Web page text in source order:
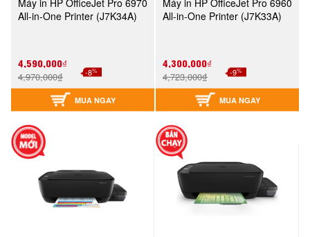
All-in-One Printer (J7K34A)
4,590,000₫
4,970,000₫ -8%
MUA NGAY
All-in-One Printer (J7K33A)
4,300,000₫
4,723,000₫ -9%
MUA NGAY